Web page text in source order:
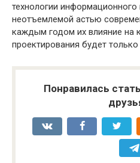
технологии
неотъемлемой астью
каждым годом их влияние на
проектирования будет только
Понравилась